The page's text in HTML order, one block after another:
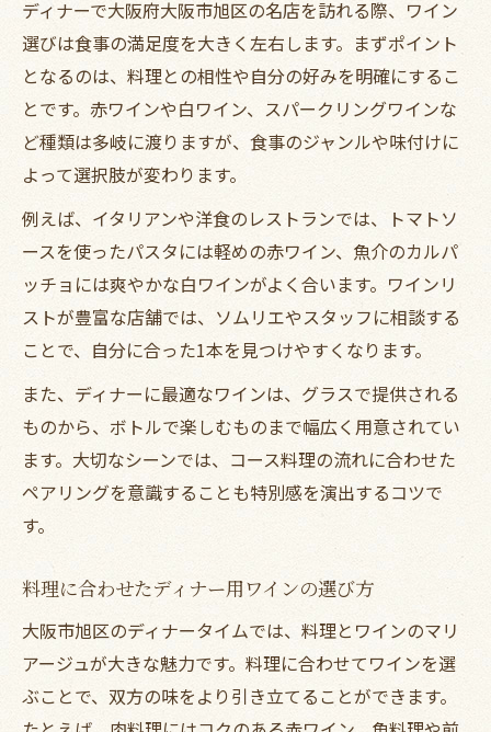
ディナーで大阪府大阪市旭区の名店を訪れる際、ワイン
選びは食事の満足度を大きく左右します。まずポイント
となるのは、料理との相性や自分の好みを明確にするこ
とです。赤ワインや白ワイン、スパークリングワインな
ど種類は多岐に渡りますが、食事のジャンルや味付けに
よって選択肢が変わります。
例えば、イタリアンや洋食のレストランでは、トマトソ
ースを使ったパスタには軽めの赤ワイン、魚介のカルパ
ッチョには爽やかな白ワインがよく合います。ワインリ
ストが豊富な店舗では、ソムリエやスタッフに相談する
ことで、自分に合った1本を見つけやすくなります。
また、ディナーに最適なワインは、グラスで提供される
ものから、ボトルで楽しむものまで幅広く用意されてい
ます。大切なシーンでは、コース料理の流れに合わせた
ペアリングを意識することも特別感を演出するコツで
す。
料理に合わせたディナー用ワインの選び方
大阪市旭区のディナータイムでは、料理とワインのマリ
アージュが大きな魅力です。料理に合わせてワインを選
ぶことで、双方の味をより引き立てることができます。